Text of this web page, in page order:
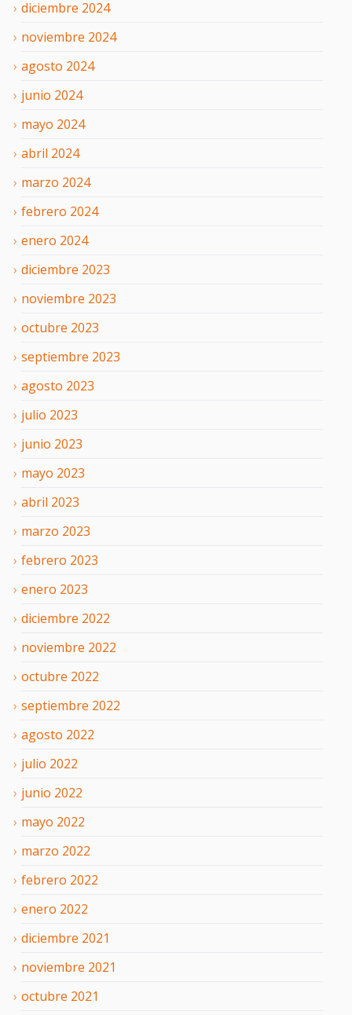
diciembre 2024
noviembre 2024
agosto 2024
junio 2024
mayo 2024
abril 2024
marzo 2024
febrero 2024
enero 2024
diciembre 2023
noviembre 2023
octubre 2023
septiembre 2023
agosto 2023
julio 2023
junio 2023
mayo 2023
abril 2023
marzo 2023
febrero 2023
enero 2023
diciembre 2022
noviembre 2022
octubre 2022
septiembre 2022
agosto 2022
julio 2022
junio 2022
mayo 2022
marzo 2022
febrero 2022
enero 2022
diciembre 2021
noviembre 2021
octubre 2021